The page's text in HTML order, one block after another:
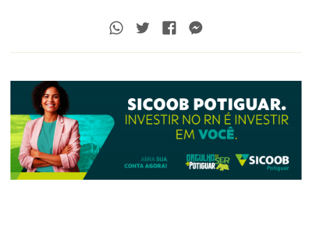
Whatsapp
TwitterFacebook